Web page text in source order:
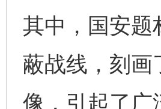
其中，国安题
蔽战线，刻画
像，引起了广